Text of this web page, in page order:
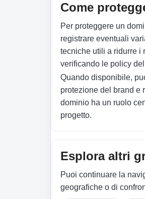
Come
Per proteggere un
registrare eventuali
tecniche utili a ridurre i
verificando le policy
Quando disponibile,
protezione del brand e
dominio ha un ruolo
progetto.
Esplora altri
Puoi continuare la
geografiche o di